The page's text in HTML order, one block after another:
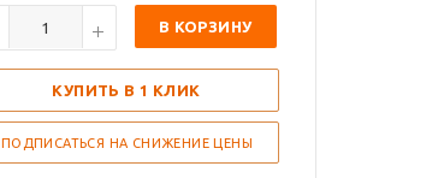
В КОРЗИНУ
КУПИТЬ В 1 КЛИК
ПОДПИСАТЬСЯ НА СНИЖЕНИЕ ЦЕНЫ